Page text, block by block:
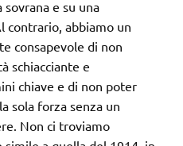
sovrana e su una
contrario, abbiamo un
consapevole di non
schiacciante e
chiave e di non poter
sola forza senza un
Non ci troviamo